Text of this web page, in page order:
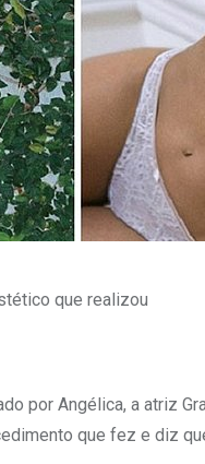
que realizou
por Angélica, a atriz
que fez e diz